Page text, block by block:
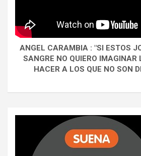
ANGEL CARAMBIA : "SI ESTOS
SANGRE NO QUIERO IMAGINAR
HACER A LOS QUE NO SON